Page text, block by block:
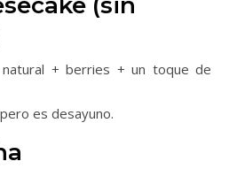
+ berries + un toque de
es desayuno.